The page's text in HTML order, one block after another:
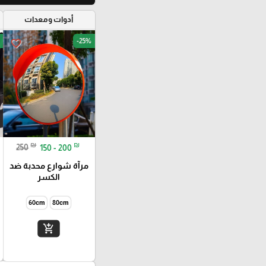
أدوات ومعدات
favorite_border -25%
250 ₪ 150 - 200 ₪
مرآة شوارع محدبة ضد
الكسر
80cm
60cm
add_shopping_cart